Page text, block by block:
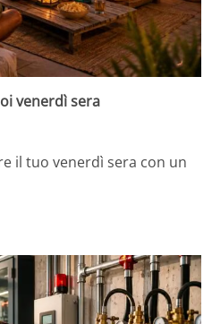
venerdì sera
il tuo venerdì sera con un